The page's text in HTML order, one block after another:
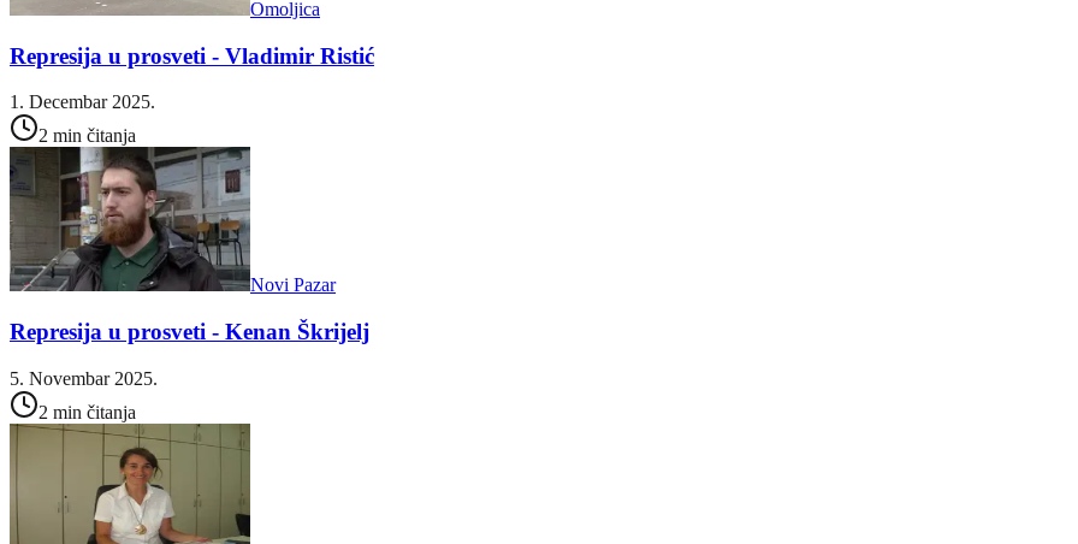
Omoljica
Represija u prosveti - Vladimir Ristić
1. Decembar 2025.
2 min čitanja
Novi Pazar
Represija u prosveti - Kenan Škrijelj
5. Novembar 2025.
2 min čitanja